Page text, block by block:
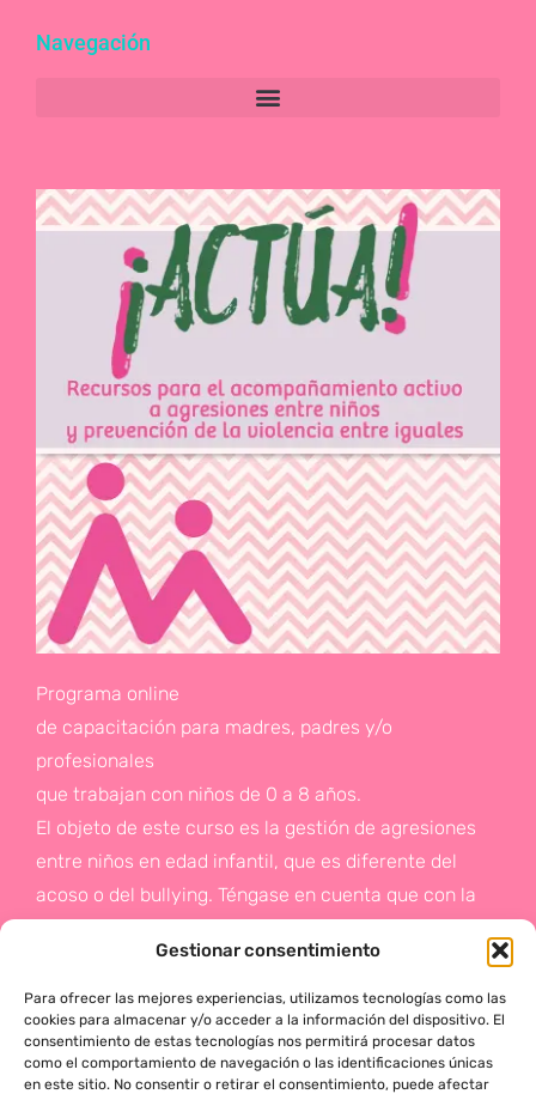
Gestionar consentimiento
Para ofrecer las mejores experiencias, utilizamos tecnologías como las
cookies para almacenar y/o acceder a la información del dispositivo. El
consentimiento de estas tecnologías nos permitirá procesar datos
como el comportamiento de navegación o las identificaciones únicas
en este sitio. No consentir o retirar el consentimiento, puede afectar
Navegación
Programa online
de capacitación para madres, padres y/o
profesionales
que trabajan con niños de 0 a 8 años.
El objeto de este curso es la gestión de agresiones
entre niños en edad infantil, que es diferente del
acoso o del bullying. Téngase en cuenta que con la
de la prevención a un problema que suele aparecer
en etapas posteriores como es el acoso.
Si deseas más información,
haz click en este enlace: